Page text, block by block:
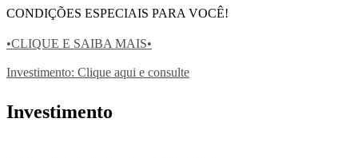
CONDIÇÕES ESPECIAIS PARA VOCÊ!
•CLIQUE E SAIBA MAIS•
Investimento: Clique aqui e consulte
Investimento